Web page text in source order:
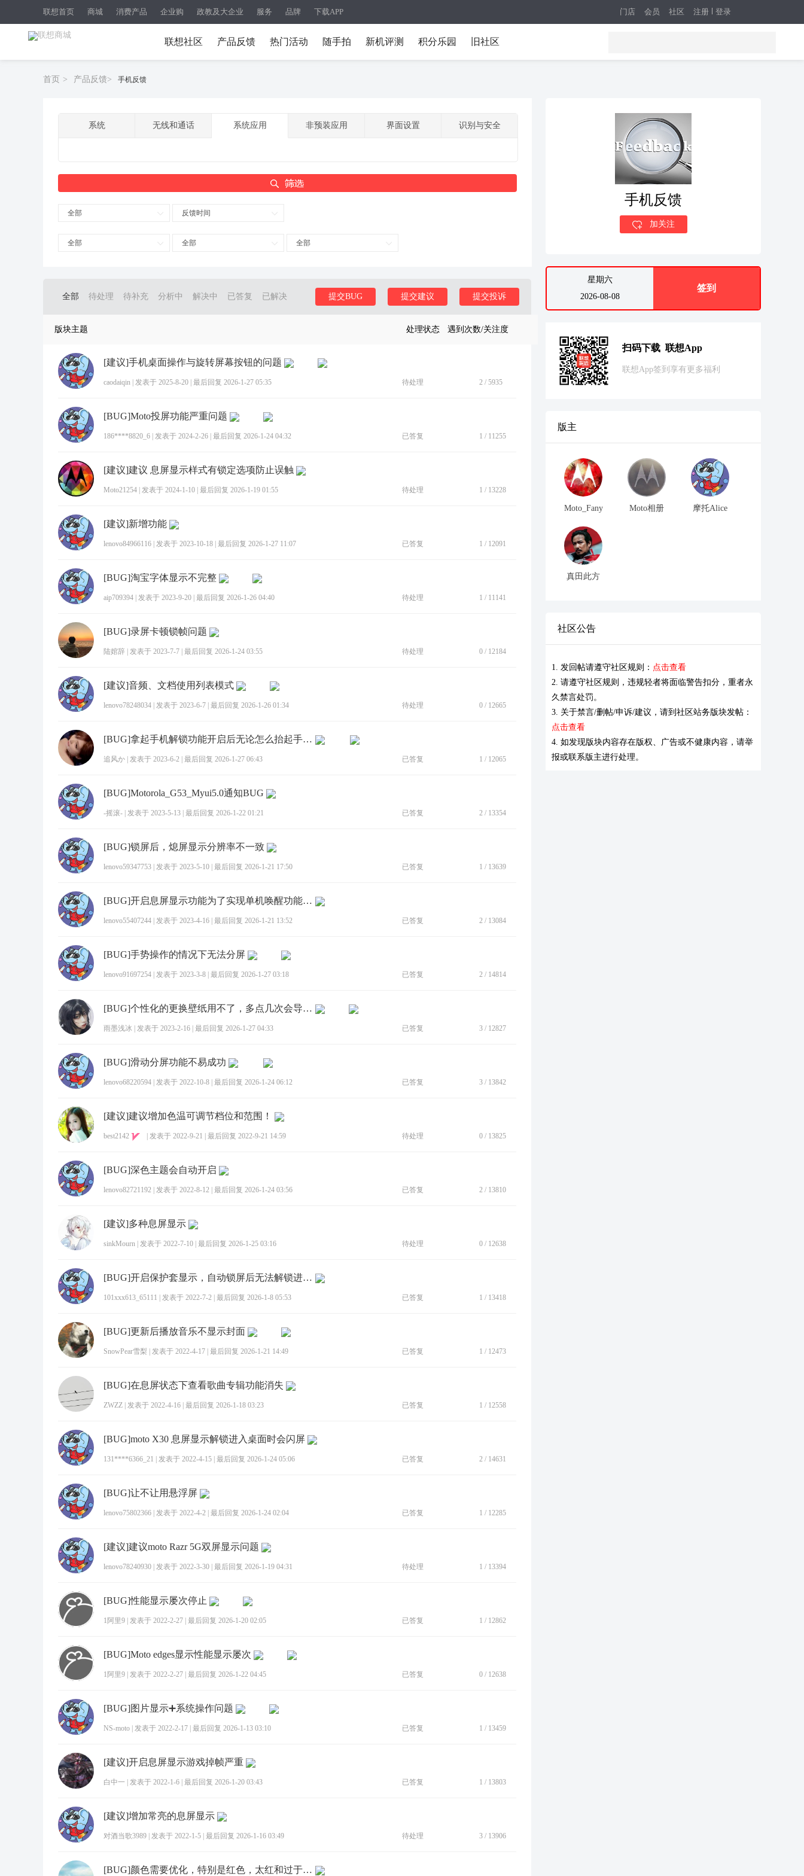
联想首页 商城 消费产品 企业购 政教及大企业 服务 品牌 下载APP 注册 登录
门店 会员 社区
联想社区 产品反馈 热门活动 随手拍 新机评测 积分乐园 旧社区
首页 > 产品反馈> 手机反馈
系统 无线和通话 系统应用 非预装应用 界面设置 识别与安全
全部 反馈时间
全部 全部 全部
全部 待处理 待补充 分析中 解决中 已答复 已解决 提交投诉
提交建议
提交BUG
版块主题 处理状态 遇到次数/关注度
[建议]手机桌面操作与旋转屏幕按钮的问题
caodaiqin 发表于 2025-8-20 最后回复 2026-1-27 05:35 待处理 2 / 5935
[BUG]Moto投屏功能严重问题
186****8820_6 发表于 2024-2-26 最后回复 2026-1-24 04:32 已答复 1 / 11255
[建议]建议 息屏显示样式有锁定选项防止误触
Moto21254 发表于 2024-1-10 最后回复 2026-1-19 01:55 待处理 1 / 13228
[建议]新增功能
lenovo84966116 发表于 2023-10-18 最后回复 2026-1-27 11:07 已答复 1 / 12091
[BUG]淘宝字体显示不完整
aip709394 发表于 2023-9-20 最后回复 2026-1-26 04:40 待处理 1 / 11141
[BUG]录屏卡顿锁帧问题
陆婠辞 发表于 2023-7-7 最后回复 2026-1-24 03:55 待处理 0 / 12184
[建议]音频、文档使用列表模式
lenovo78248034 发表于 2023-6-7 最后回复 2026-1-26 01:34 待处理 0 / 12665
[BUG]拿起手机解锁功能开启后无论怎么抬起手机都无法亮屏
追风か 发表于 2023-6-2 最后回复 2026-1-27 06:43 已答复 1 / 12065
[BUG]Motorola_G53_Myui5.0通知BUG
-摇滚- 发表于 2023-5-13 最后回复 2026-1-22 01:21 已答复 2 / 13354
[BUG]锁屏后，熄屏显示分辨率不一致
lenovo59347753 发表于 2023-5-10 最后回复 2026-1-21 17:50 已答复 1 / 13639
[BUG]开启息屏显示功能为了实现单机唤醒功能，但是抬起唤醒go...
lenovo55407244 发表于 2023-4-16 最后回复 2026-1-21 13:52 已答复 2 / 13084
[BUG]手势操作的情况下无法分屏
lenovo91697254 发表于 2023-3-8 最后回复 2026-1-27 03:18 已答复 2 / 14814
[BUG]个性化的更换壁纸用不了，多点几次会导致系统卡崩溃
雨墨浅冰 发表于 2023-2-16 最后回复 2026-1-27 04:33 已答复 3 / 12827
[BUG]滑动分屏功能不易成功
lenovo68220594 发表于 2022-10-8 最后回复 2026-1-24 06:12 已答复 3 / 13842
[建议]建议增加色温可调节档位和范围！
best2142 发表于 2022-9-21 最后回复 2022-9-21 14:59 待处理 0 / 13825
[BUG]深色主题会自动开启
lenovo82721192 发表于 2022-8-12 最后回复 2026-1-24 03:56 已答复 2 / 13810
[建议]多种息屏显示
sinkMourn 发表于 2022-7-10 最后回复 2026-1-25 03:16 待处理 0 / 12638
[BUG]开启保护套显示，自动锁屏后无法解锁进入界面
101xxx613_65111 发表于 2022-7-2 最后回复 2026-1-8 05:53 已答复 1 / 13418
[BUG]更新后播放音乐不显示封面
SnowPear雪梨 发表于 2022-4-17 最后回复 2026-1-21 14:49 已答复 1 / 12473
[BUG]在息屏状态下查看歌曲专辑功能消失
ZWZZ 发表于 2022-4-16 最后回复 2026-1-18 03:23 已答复 1 / 12558
[BUG]moto X30 息屏显示解锁进入桌面时会闪屏
131****6366_21 发表于 2022-4-15 最后回复 2026-1-24 05:06 已答复 2 / 14631
[BUG]让不让用悬浮屏
lenovo75802366 发表于 2022-4-2 最后回复 2026-1-24 02:04 已答复 1 / 12285
[建议]建议moto Razr 5G双屏显示问题
lenovo78240930 发表于 2022-3-30 最后回复 2026-1-19 04:31 待处理 1 / 13394
[BUG]性能显示屡次停止
1阿里9 发表于 2022-2-27 最后回复 2026-1-20 02:05 已答复 1 / 12862
[BUG]Moto edges显示性能显示屡次
1阿里9 发表于 2022-2-27 最后回复 2026-1-22 04:45 已答复 0 / 12638
[BUG]图片显示➕系统操作问题
NS-moto 发表于 2022-2-17 最后回复 2026-1-13 03:10 已答复 1 / 13459
[建议]开启息屏显示游戏掉帧严重
白中一 发表于 2022-1-6 最后回复 2026-1-20 03:43 已答复 1 / 13803
[建议]增加常亮的息屏显示
对酒当歌3989 发表于 2022-1-5 最后回复 2026-1-16 03:49 待处理 3 / 13906
[BUG]颜色需要优化，特别是红色，太红和过于鲜艳
手机反馈
加关注
星期六
2026-08-08
签到
扫码下载 联想App
联想App签到享有更多福利
版主
Moto_Fany Moto相册 摩托Alice
真田此方
社区公告
1. 发回帖请遵守社区规则： 点击查看
2. 请遵守社区规则，违规轻者将面临警告扣分，重者永
久禁言处罚。
3. 关于禁言/删帖/申诉/建议，请到社区站务版块发帖：
点击查看
4. 如发现版块内容存在版权、广告或不健康内容，请举
报或联系版主进行处理。